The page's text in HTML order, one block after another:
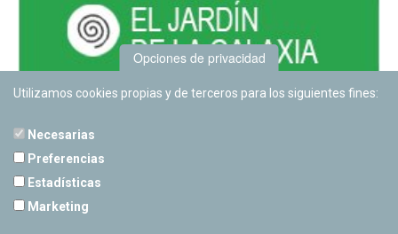
Opciones de privacidad
Utilizamos cookies propias y de terceros para los siguientes fines:
Necesarias
Preferencias
Estadísticas
Marketing